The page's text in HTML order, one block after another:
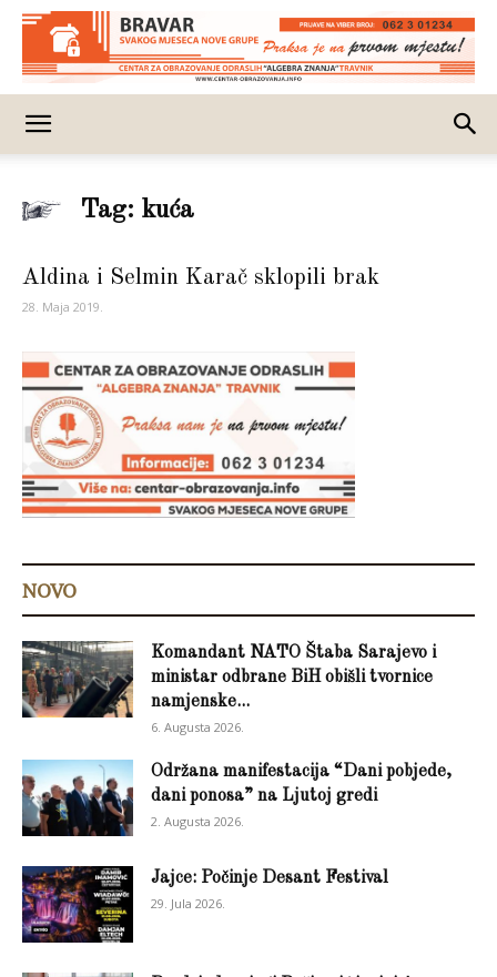
Tag: kuća
Aldina i Selmin Karač sklopili brak
28. Maja 2019.
NOVO
Komandant NATO Štaba Sarajevo i
ministar odbrane BiH obišli tvornice
namjenske...
6. Augusta 2026.
Održana manifestacija “Dani pobjede,
dani ponosa” na Ljutoj gredi
2. Augusta 2026.
Jajce: Počinje Desant Festival
29. Jula 2026.